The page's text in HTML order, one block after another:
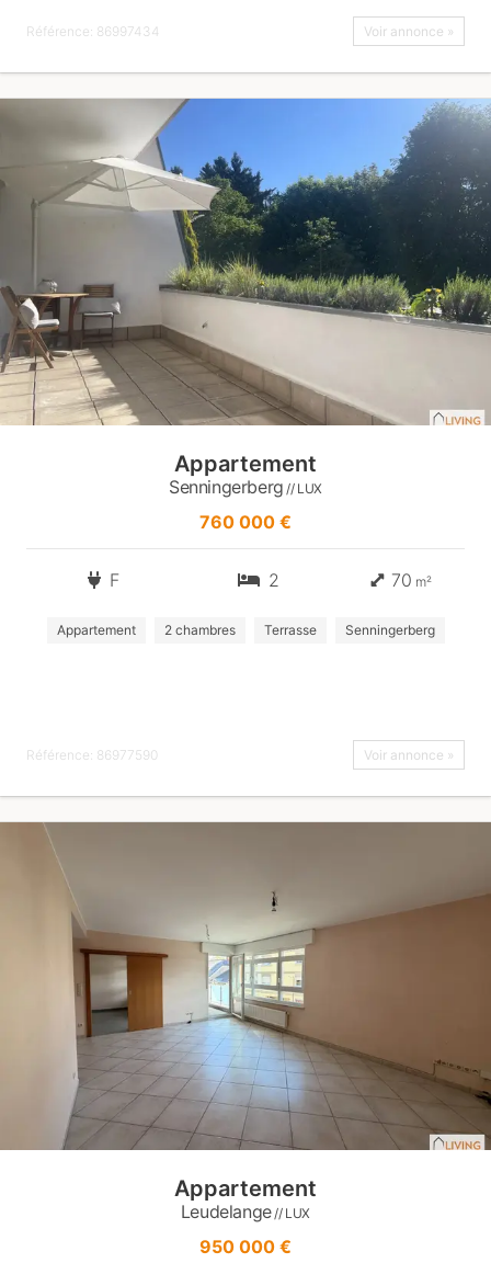
Référence: 86997434 Voir annonce »
Appartement
Senningerberg // LUX
760 000 €
F 2 70 m²
Appartement 2 chambres Terrasse Senningerberg
Référence: 86977590 Voir annonce »
Appartement
Leudelange// LUX
950 000 €